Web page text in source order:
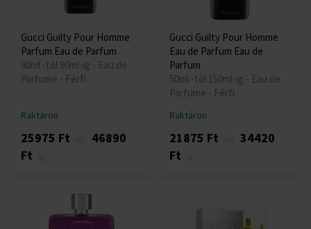
Gucci Guilty Pour Homme
Parfum Eau de Parfum
90ml -tól 90ml-ig - Eau de
Parfume - Férfi
Raktáron
25975 Ft
46890
Ft
Gucci Guilty Pour Homme
Eau de Parfum Eau de
Parfum
50ml -tól 150ml-ig - Eau de
Parfume - Férfi
Raktáron
21875 Ft
34420
Ft